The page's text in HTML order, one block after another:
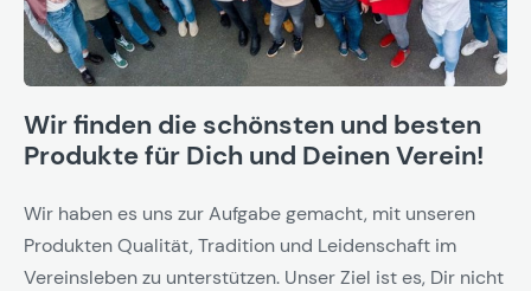
Wir finden die schönsten und besten
Produkte für Dich und Deinen Verein!
Wir haben es uns zur Aufgabe gemacht, mit unseren
Produkten Qualität, Tradition und Leidenschaft im
Vereinsleben zu unterstützen. Unser Ziel ist es, Dir nicht